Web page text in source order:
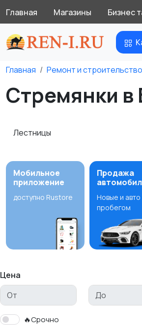
Главная Магазины Бизнес
Главная Ремонт и строительство
Стремянки в
Лестницы
Мобильное
приложение
доступно Rustore
Продажа
Новые и авто
пробегом
Цена
🔥Срочно